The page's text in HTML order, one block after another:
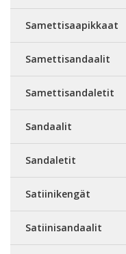
Samettisaapikkaat
Samettisandaalit
Samettisandaletit
Sandaalit
Sandaletit
Satiinikengät
Satiinisandaalit